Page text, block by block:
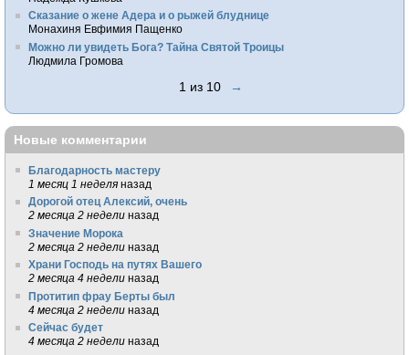
Сказание о жене Адера и о рыжей блуднице
Монахиня Евфимия Пащенко
Можно ли увидеть Бога? Тайна Святой Троицы
Людмила Громова
1 из 10 →
Новые комментарии
Благодарность мастеру
1 месяц 1 неделя назад
Дорогой отец Алексий, очень
2 месяца 2 недели назад
Значение Морока
2 месяца 2 недели назад
Храни Господь на путях Вашего
2 месяца 4 недели назад
Протитип фрау Берты был
4 месяца 2 недели назад
Сейчас будет
4 месяца 2 недели назад